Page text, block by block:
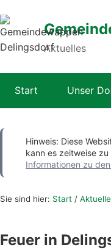
Aktuelles
Start Unser
Hinweis: Diese
kann es zeitweise
Informationen zu
Sie sind hier: Start /
Feuer in